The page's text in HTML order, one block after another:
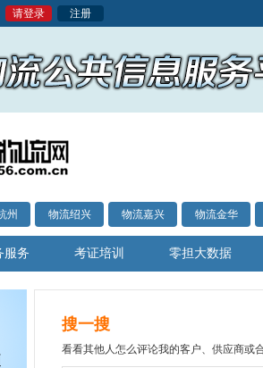
请登录 注册
州 物流绍兴 物流嘉兴 物流金华
服务 考证培训 零担大数据
搜一搜
看看其他人怎么评论我的客户、供应商或